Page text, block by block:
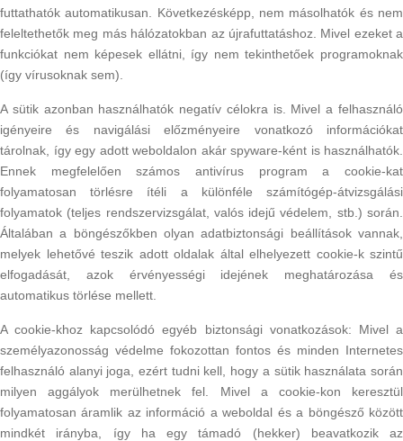
futtathatók automatikusan. Következésképp, nem másolhatók és nem
feleltethetők meg más hálózatokban az újrafuttatáshoz. Mivel ezeket a
funkciókat nem képesek ellátni, így nem tekinthetőek programoknak
(így vírusoknak sem).
A sütik azonban használhatók negatív célokra is. Mivel a felhasználó
igényeire és navigálási előzményeire vonatkozó információkat
tárolnak, így egy adott weboldalon akár spyware-ként is használhatók.
Ennek megfelelően számos antivírus program a cookie-kat
folyamatosan törlésre ítéli a különféle számítógép-átvizsgálási
folyamatok (teljes rendszervizsgálat, valós idejű védelem, stb.) során.
Általában a böngészőkben olyan adatbiztonsági beállítások vannak,
melyek lehetővé teszik adott oldalak által elhelyezett cookie-k szintű
elfogadását, azok érvényességi idejének meghatározása és
automatikus törlése mellett.
A cookie-khoz kapcsolódó egyéb biztonsági vonatkozások: Mivel a
személyazonosság védelme fokozottan fontos és minden Internetes
felhasználó alanyi joga, ezért tudni kell, hogy a sütik használata során
milyen aggályok merülhetnek fel. Mivel a cookie-kon keresztül
folyamatosan áramlik az információ a weboldal és a böngésző között
mindkét irányba, így ha egy támadó (hekker) beavatkozik az